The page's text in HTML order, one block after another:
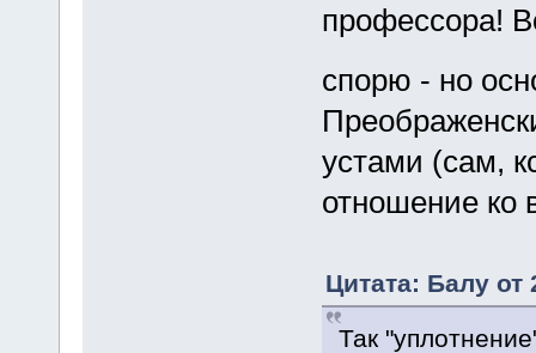
профессора!
спорю - но
устами (сам,
отношение ко
Цитата: Балу от
Так